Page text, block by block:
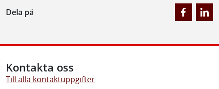
Dela på
Kontakta oss
Till alla kontaktuppgifter